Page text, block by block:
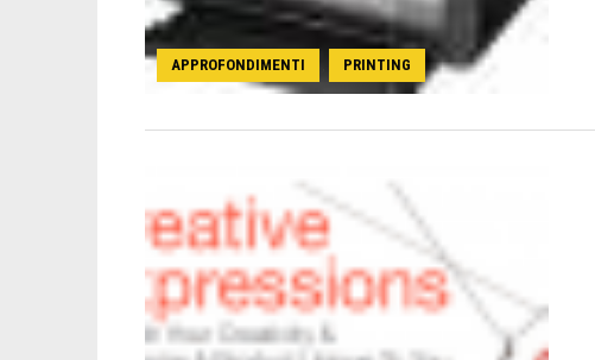
APPROFONDIMENTI PRINTING